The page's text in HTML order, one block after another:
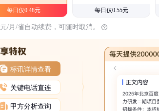
每日仅0.48元 每日仅0.55元
/月/省自动续费，可随时取消。
标讯详情查看
关键电话直连
甲方分析查询